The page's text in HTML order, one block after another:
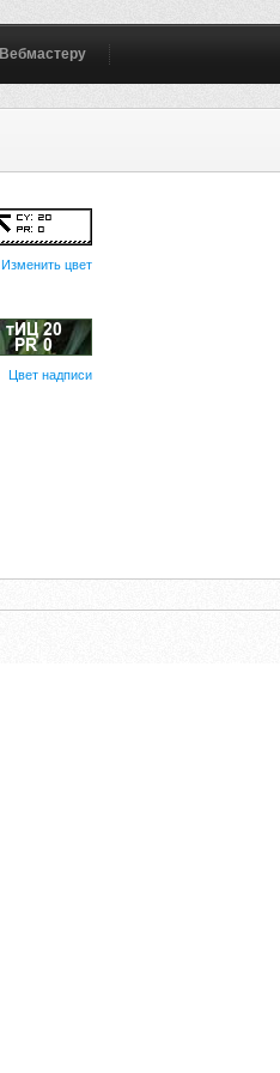
Вебмастеру
Изменить цвет
Цвет надписи